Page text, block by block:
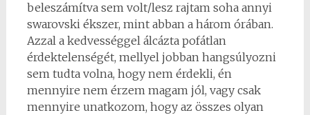
beleszámítva sem volt/lesz rajtam soha annyi
swarovski ékszer, mint abban a három órában.
Azzal a kedvességgel álcázta pofátlan
érdektelenségét, mellyel jobban hangsúlyozni
sem tudta volna, hogy nem érdekli, én
mennyire nem érzem magam jól, vagy csak
mennyire unatkozom, hogy az összes olyan